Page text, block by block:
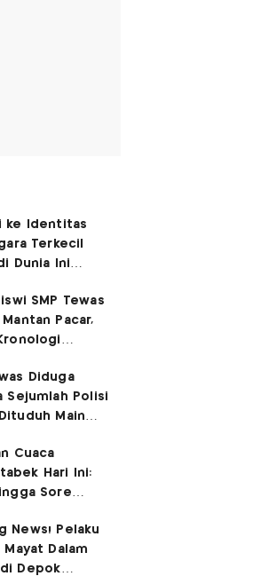
ke Identitas
Terkecil
Dunia Ini
SMP Tewas
Mantan Pacar,
Diduga
Sejumlah Polisi
Main
Cuaca
Hari Ini:
Sore
News! Pelaku
Mayat Dalam
di Depok